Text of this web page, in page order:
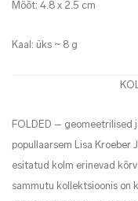
Mõõt: 4.8 x 2.5 cm
Kaal: üks ~ 8 g
FOLDED – geomeetrilised
popullaarsem Lisa Kroeber
esitatud kolm erinevad
sammutu kollektsioonis on